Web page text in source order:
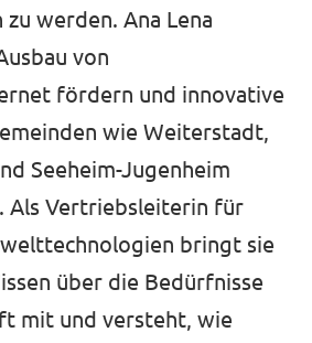
werden. Ana Lena
von
fördern und innovative
wie Weiterstadt,
Seeheim-Jugenheim
Als Vertriebsleiterin für
bringt sie
über die Bedürfnisse
mit und versteht, wie